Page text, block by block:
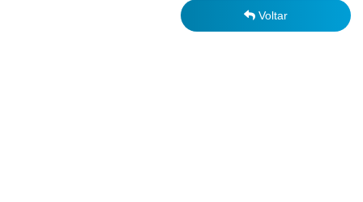
Voltar